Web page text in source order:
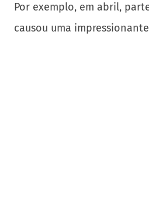
Por exemplo, em abril,
causou uma